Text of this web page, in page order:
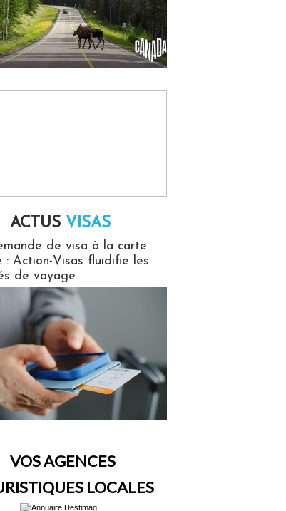
ACTUS VISAS
de visa à la carte
: Action-Visas fluidifie les
de voyage
VOS AGENCES
LOCALES